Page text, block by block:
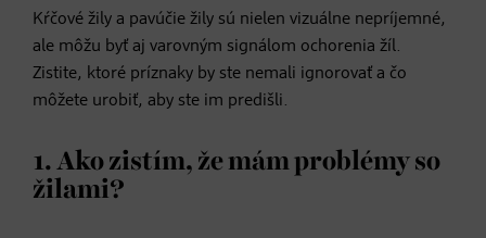
Kŕčové žily a pavúčie žily sú nielen vizuálne nepríjemné,
ale môžu byť aj varovným signálom ochorenia žíl.
Zistite, ktoré príznaky by ste nemali ignorovať a čo
môžete urobiť, aby ste im predišli.
1. Ako zistím, že mám problémy so
žilami?